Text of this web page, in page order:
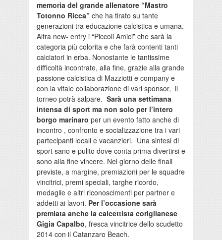
memoria del grande allenatore “Mastro
Totonno Ricca” che ha tirato su tante
generazioni tra educazione calcistica e umana.
Altra new- entry i “Piccoli Amici” che sarà la
categoria più colorita e che farà contenti tanti
calciatori in erba. Nonostante le tantissime
difficoltà incontrate, alla fine, grazie alla grande
passione calcistica di Mazziotti e company e
con la vitale collaborazione di vari sponsor, il
torneo potrà salpare. Sarà una settimana
intensa di sport ma non solo per l’intero
borgo marinaro per un evento fatto anche di
incontro , confronto e socializzazione tra i vari
partecipanti locali e vacanzieri. Una sintesi di
sport sano e pulito dove conta prima divertirsi e
sono alla fine vincere. Nel giorno delle finali
previste, a margine, premiazioni per le squadre
vincitrici, premi speciali, targhe ricordo,
medaglie e altri riconoscimenti per partner e
addetti ai lavori. Per l’occasione sarà
premiata anche la calcettista coriglianese
Gigia Capalbo, fresca vincitrice dello scudetto
2014 con il Catanzaro Beach.